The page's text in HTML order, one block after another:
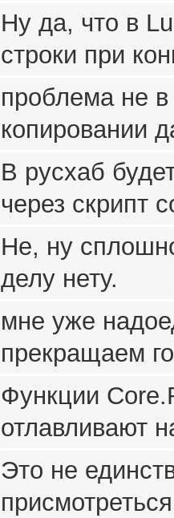
Код
local f1 =
print(f1)
end
local
print(f2)
end
f1() -- nil
f2() --
ссылке в
str =
таблице
(строки
value)
end
})
tData[str]
ключа str
tData[str]
таблице
print(key,
end
})
tData[str]
позволяет
переменных
является
памяти и не
операций в
http://
Ну да, что в
строки при
копирование
каждом
Другое дело
строк можно
PPK не
проблема не
копировании
не смотрел
написать так:
Код
szLen);
}
В русхаб
через скрипт
Это мой ответ
Не, ну
делу нету.
Успокойтесь
Закрыто.
мне уже
прекращаем
Функции
отлавливают
Runtime
Это не